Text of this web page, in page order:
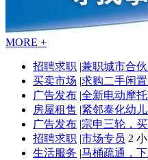
MORE +
招聘求职 |兼职城市合伙
买卖市场 |求购二手闲
广告发布 |全新电动摩
房屋租售 |紧邻泰化幼
广告发布 |宗申三轮，
招聘求职 |市场专员 2
生活服务 |马桶疏通，